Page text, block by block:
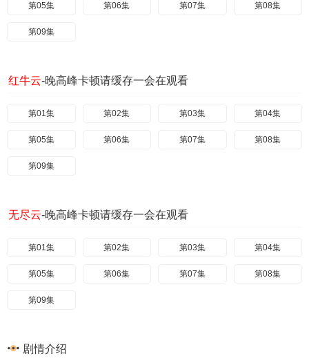
第05集 第06集 第07集 第08集
第09集
红牛云-晚高峰卡顿请缓存一会在观看
第01集 第02集 第03集 第04集
第05集 第06集 第07集 第08集
第09集
无尽云-晚高峰卡顿请缓存一会在观看
第01集 第02集 第03集 第04集
第05集 第06集 第07集 第08集
第09集
剧情介绍